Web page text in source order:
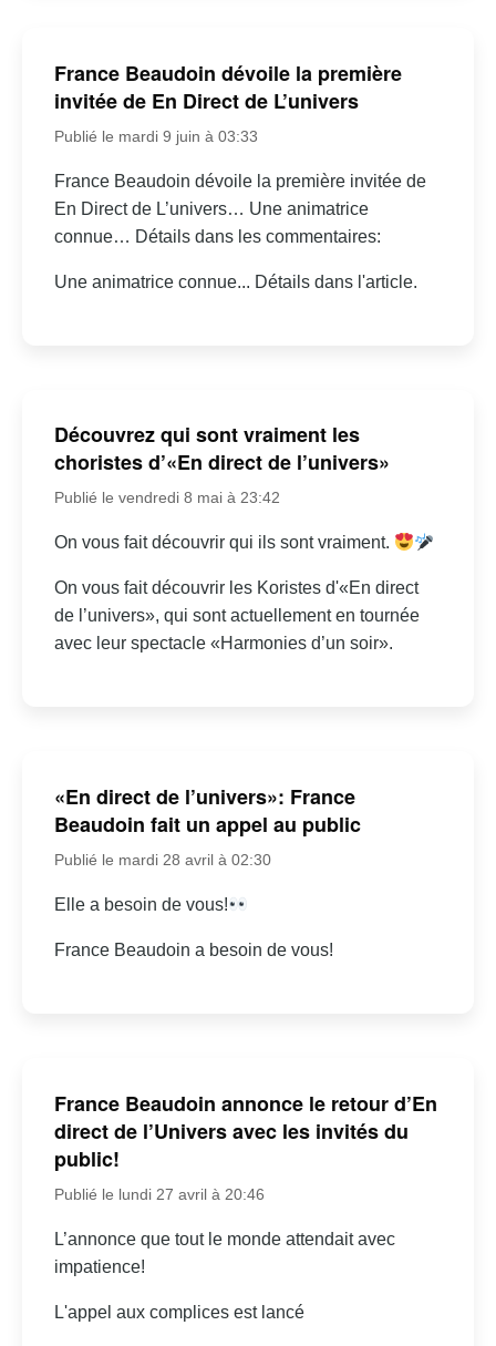
France Beaudoin dévoile la première
invitée de En Direct de L’univers
Publié le mardi 9 juin à 03:33
France Beaudoin dévoile la première invitée de
En Direct de L’univers… Une animatrice
connue… Détails dans les commentaires:
Une animatrice connue... Détails dans l'article.
Découvrez qui sont vraiment les
choristes d’«En direct de l’univers»
Publié le vendredi 8 mai à 23:42
On vous fait découvrir qui ils sont vraiment.
On vous fait découvrir les Koristes d'«En direct
de l’univers», qui sont actuellement en tournée
avec leur spectacle «Harmonies d’un soir».
«En direct de l’univers»: France
Beaudoin fait un appel au public
Publié le mardi 28 avril à 02:30
Elle a besoin de vous!
France Beaudoin a besoin de vous!
France Beaudoin annonce le retour d’En
direct de l’Univers avec les invités du
public!
Publié le lundi 27 avril à 20:46
L’annonce que tout le monde attendait avec
impatience!
L'appel aux complices est lancé